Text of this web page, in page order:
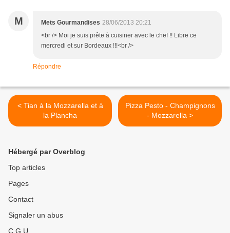
M Mets Gourmandises 28/06/2013 20:21
<br /> Moi je suis prête à cuisiner avec le chef !! Libre ce
mercredi et sur Bordeaux !!!<br />
Répondre
< Tian à la Mozzarella et à
la Plancha
Pizza Pesto - Champignons
- Mozzarella >
Hébergé par Overblog
Top articles
Pages
Contact
Signaler un abus
C.G.U.